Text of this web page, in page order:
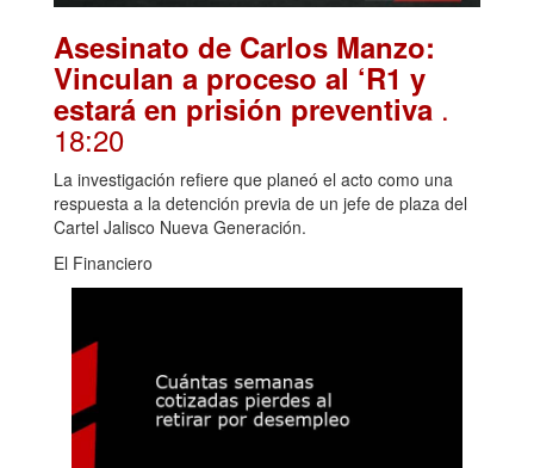
Asesinato de Carlos Manzo:
Vinculan a proceso al ‘R1 y
estará en prisión preventiva .
18:20
La investigación refiere que planeó el acto como una
respuesta a la detención previa de un jefe de plaza del
Cartel Jalisco Nueva Generación.
El Financiero